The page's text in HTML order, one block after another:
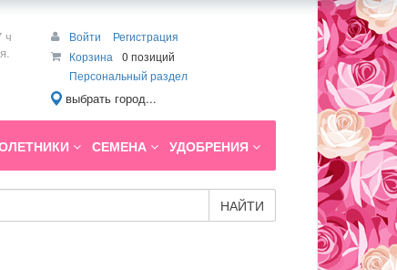
ч
Войти
Регистрация
Корзина
0 позиций
Персональный раздел
выбрать город...
СЕМЕНА УДОБРЕНИЯ
НАЙТИ